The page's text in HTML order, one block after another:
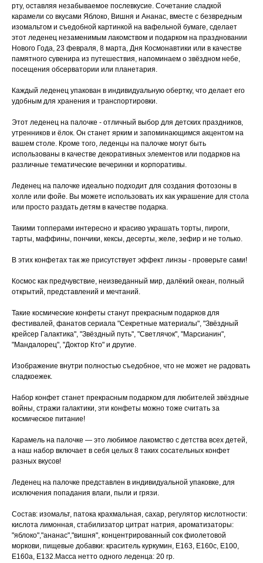
рту, оставляя незабываемое послевкусие. Сочетание сладкой
карамели со вкусами Яблоко, Вишня и Ананас, вместе с безвредным
изомальтом и съедобной картинкой на вафельной бумаге, сделает
этот леденец незаменимым лакомством и подарком на праздновании
Нового Года, 23 февраля, 8 марта, Дня Космонавтики или в качестве
памятного сувенира из путешествия, напоминаем о звёздном небе,
посещения обсерватории или планетария.
Каждый леденец упакован в индивидуальную обертку, что делает его
удобным для хранения и транспортировки.
Этот леденец на палочке - отличный выбор для детских праздников,
утренников и ёлок. Он станет ярким и запоминающимся акцентом на
вашем столе. Кроме того, леденцы на палочке могут быть
использованы в качестве декоративных элементов или подарков на
различные тематические вечеринки и корпоративы.
Леденец на палочке идеально подходит для создания фотозоны в
холле или фойе. Вы можете использовать их как украшение для стола
или просто раздать детям в качестве подарка.
Такими топперами интересно и красиво украшать торты, пироги,
тарты, маффины, пончики, кексы, десерты, желе, зефир и не только.
В этих конфетах так же присутствует эффект линзы - проверьте сами!
Космос как предчувствие, неизведанный мир, далёкий океан, полный
открытий, представлений и мечтаний.
Такие космические конфеты станут прекрасным подарков для
фестивалей, фанатов сериала "Секретные материалы", "Звёздный
крейсер Галактика", "Звёздный путь", "Светлячок", "Марсианин",
"Мандалорец", "Доктор Кто" и другие.
Изображение внутри полностью съедобное, что не может не радовать
сладкоежек.
Набор конфет станет прекрасным подарком для любителей звёздные
войны, стражи галактики, эти конфеты можно тоже считать за
космическое питание!
Карамель на палочке — это любимое лакомство с детства всех детей,
а наш набор включает в себя целых 8 таких сосательных конфет
разных вкусов!
Леденец на палочке представлен в индивидуальной упаковке, для
исключения попадания влаги, пыли и грязи.
Состав: изомальт, патока крахмальная, сахар, регулятор кислотности:
кислота лимонная, стабилизатор цитрат натрия, ароматизаторы:
"яблоко","ананас","вишня", концентрированный сок фиолетовой
моркови, пищевые добавки: краситель куркумин, Е163, Е160с, Е100,
Е160а, Е132.Масса нетто одного леденца: 20 гр.